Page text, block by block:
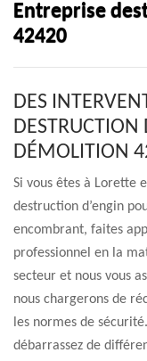
Entreprise
42420
DES
DESTRUCTION
DÉMOLITION
Si vous êtes à Lorette
destruction d’engin
encombrant, faites
professionnel en la
secteur et nous vous
nous chargerons de
les normes de
débarrassez de